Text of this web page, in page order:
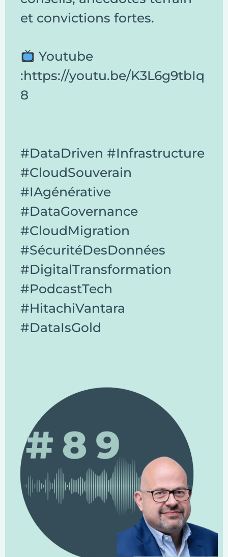
et convictions fortes.
Youtube
:https://youtu.be/K3L6g9tbIq
8
#DataDriven #Infrastructure
#CloudSouverain
#IAgénérative
#DataGovernance
#CloudMigration
#SécuritéDesDonnées
#DigitalTransformation
#PodcastTech
#HitachiVantara
#DataIsGold